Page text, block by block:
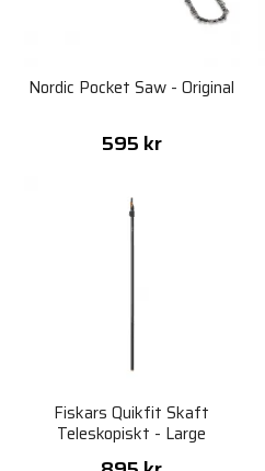
Nordic Pocket Saw - Original
595 kr
Fiskars Quikfit Skaft
Teleskopiskt - Large